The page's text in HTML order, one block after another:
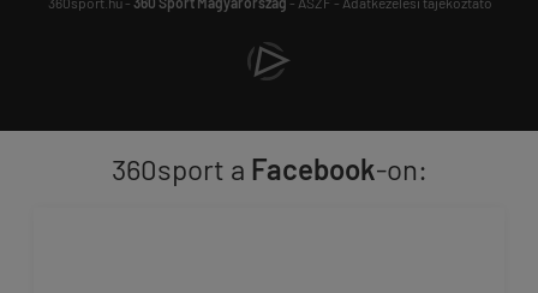
360sport a Facebook-on: